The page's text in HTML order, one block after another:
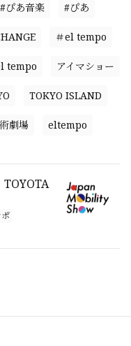
#ぴあ音楽 #ぴあ
＃el tempo
tempo アイマショー
TOKYO ISLAND
劇場 eltempo